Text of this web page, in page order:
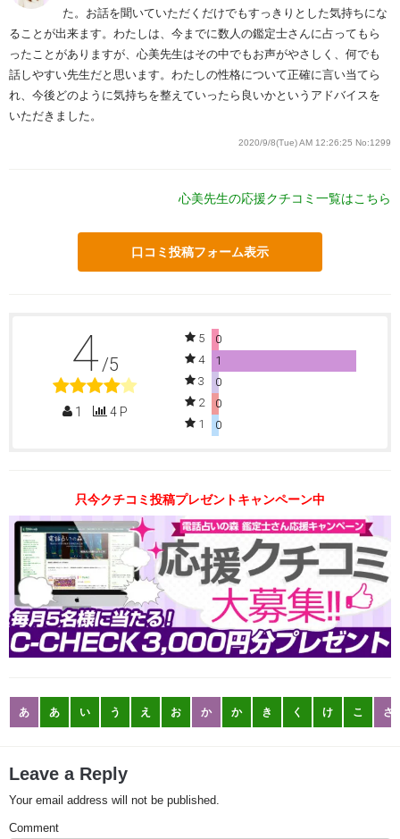
た。お話を聞いていただくだけでもすっきりとした気持ちにな
ることが出来ます。わたしは、今までに数人の鑑定士さんに占ってもら
ったことがありますが、心美先生はその中でもお声がやさしく、何でも
話しやすい先生だと思います。わたしの性格について正確に言い当てら
れ、今後どのように気持ちを整えていったら良いかというアドバイスを
いただきました。
2020/9/8(Tue) AM 12:26:25 No:1299
心美先生の応援クチコミ一覧はこちら
口コミ投稿フォーム表示
4 /5
1 4 P
5
0
4
1
3
0
2
0
1
0
只今クチコミ投稿プレゼントキャンペーン中
あ あ い う え お か か き く け こ さ
Leave a Reply
Your email address will not be published.
Comment